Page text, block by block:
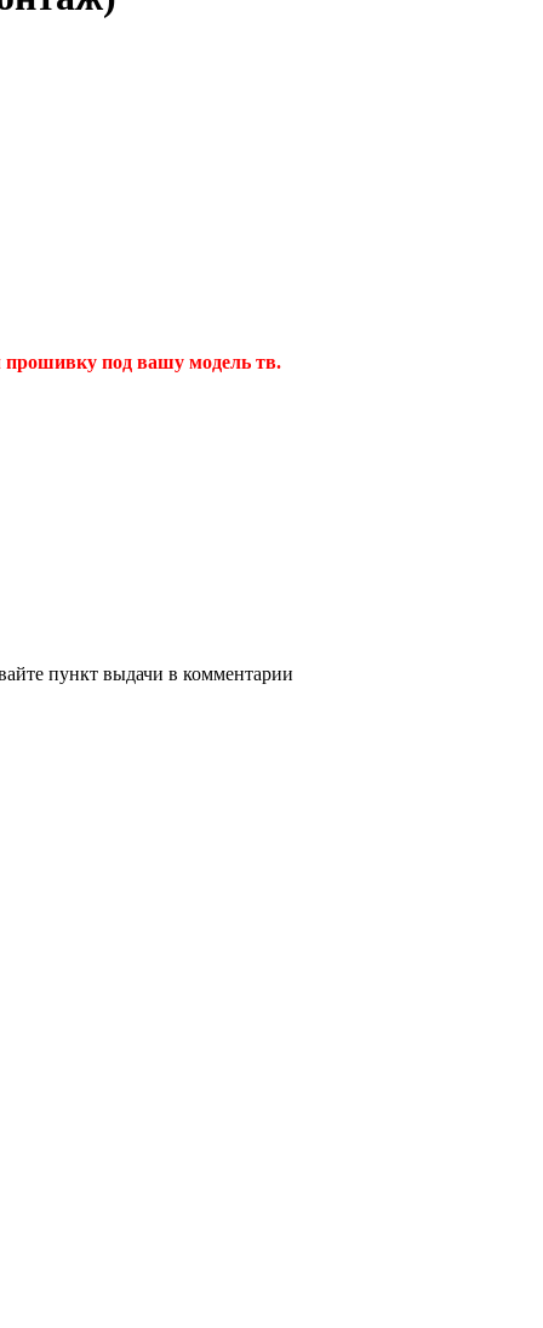
прошивку под вашу модель тв.
пункт выдачи в комментарии